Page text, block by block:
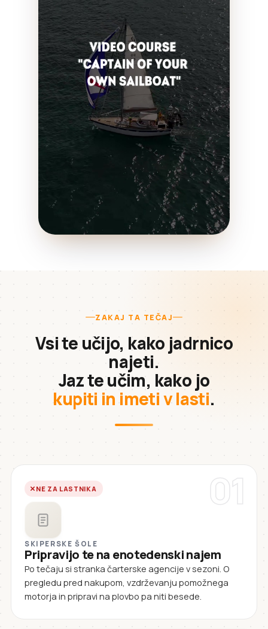
ZAKAJ TA TEČAJ
Vsi te učijo, kako jadrnico
najeti.
Jaz te učim, kako jo
kupiti in imeti v lasti.
01
NE ZA LASTNIKA
SKIPERSKE ŠOLE
Pripravijo te na enotedenski najem
Po tečaju si stranka čarterske agencije v sezoni. O
pregledu pred nakupom, vzdrževanju pomožnega
motorja in pripravi na plovbo pa niti besede.